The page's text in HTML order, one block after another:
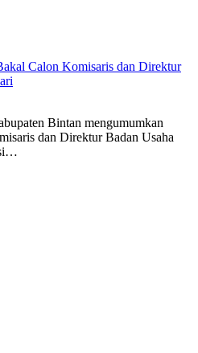
Calon Komisaris dan Direktur
Bintan mengumumkan
dan Direktur Badan Usaha